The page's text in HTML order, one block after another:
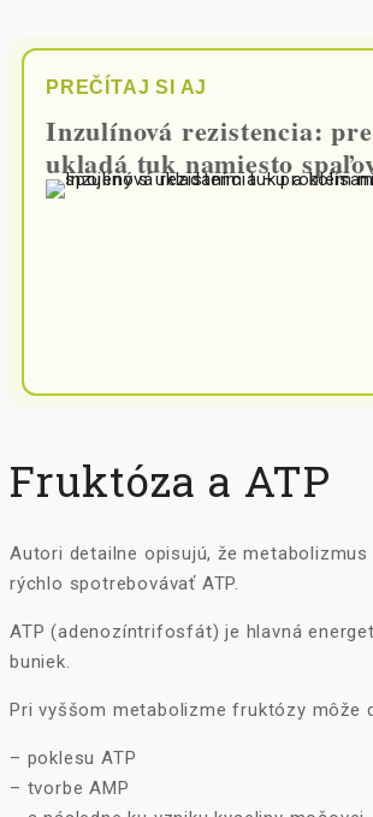
PREČÍTAJ SI AJ
Inzulínová rezistencia:
ukladá tuk namiesto
Fruktóza a ATP
Autori detailne opisujú, že
rýchlo spotrebovávať ATP.
ATP (adenozíntrifosfát) je hlavná
buniek.
Pri vyššom metabolizme fruktózy môže
– poklesu ATP
– tvorbe AMP